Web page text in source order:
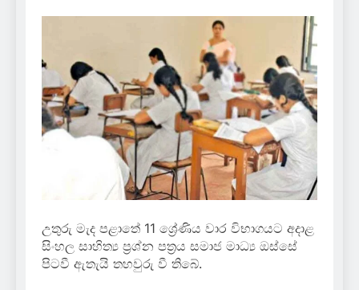
උතුරු මැද පළාතේ 11 ශ්‍රේණිය වාර විභාගයට අදාළ
සිංහල සාහිත්‍ය ප්‍රශ්න පත්‍රය සමාජ මාධ්‍ය ඔස්සේ
පිටවී ඇතැයි තහවුරු වී තිබේ.